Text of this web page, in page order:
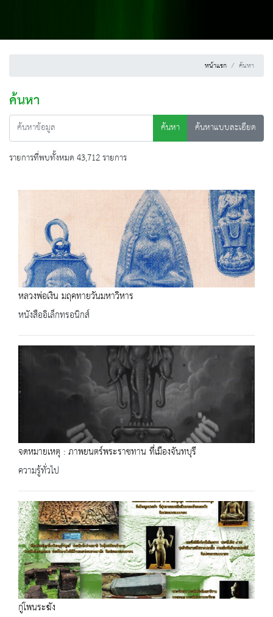
หน้าแรก ค้นหา
ค้นหา
ค้นหา
ค้นหาแบบละเอียด
รายการที่พบทั้งหมด 43,712 รายการ
หลวงพ่อเงิน มฤคทายวันมหาวิหาร
หนังสืออิเล็กทรอนิกส์
จดหมายเหตุ : ภาพยนตร์พระราชทาน ที่เมืองจันทบุรี
ความรู้ทั่วไป
กู่โพนระฆัง